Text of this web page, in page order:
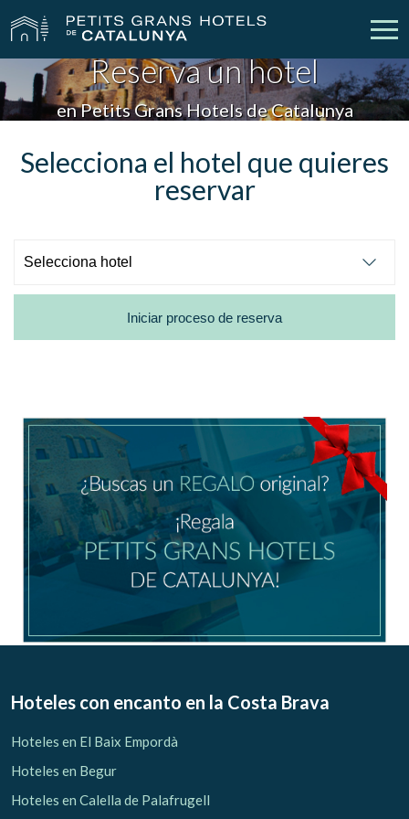
Nuestros Hoteles Escapadas
Bodas Empresas
Cheques Regalo Descubre Catalunya
Ubicación/nombre del hotel
CA ES EN
Reserva un hotel
en Petits Grans Hotels de Catalunya
Selecciona el hotel que quieres
reservar
Iniciar proceso de reserva
Hoteles con encanto en la Costa Brava
Hoteles en El Baix Empordà
Hoteles en Begur
Hoteles en Calella de Palafrugell
Modificar cookies
Si continua navegando, supone la aceptación de la
de configurar su navegador pudiendo, si así lo desea,
deberá tener en cuenta que dicha acción podrá ocasionar